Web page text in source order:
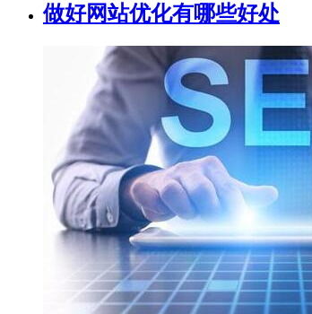
做好网站优化有哪些好处